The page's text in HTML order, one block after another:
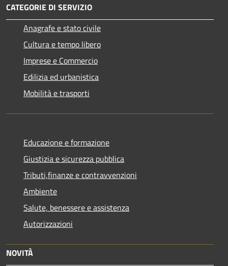
CATEGORIE DI SERVIZIO
Anagrafe e stato civile
Cultura e tempo libero
Imprese e Commercio
Edilizia ed urbanistica
Mobilità e trasporti
Educazione e formazione
Giustizia e sicurezza pubblica
Tributi,finanze e contravvenzioni
Ambiente
Salute, benessere e assistenza
Autorizzazioni
NOVITÀ